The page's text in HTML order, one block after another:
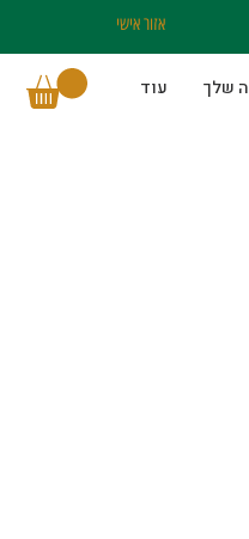
שלך עוד
אזור אישי